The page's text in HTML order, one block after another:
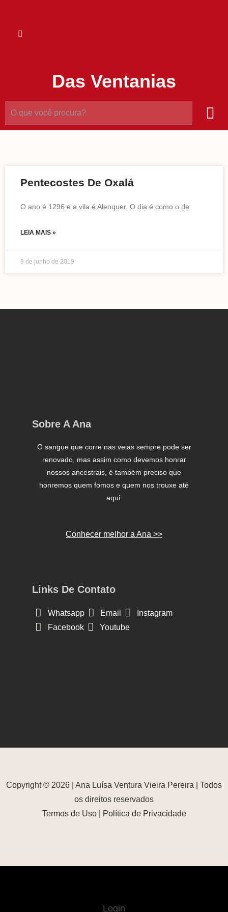
Das Ventanias
Pentecostes De Oxalá
O ano é 1296 e a vila é Alenquer. O dia é como o de
LEIA MAIS »
9 de junho de 2019
Sobre A Ana
O sangue que corre nas veias sempre pode ser
renovado, mas assim como devemos honrar
nossos ancestrais, é também preciso que
honremos quem fomos e quem nos trouxe até
aqui.
Conhecer melhor a Ana >>
Links De Contato
Whatsapp Email
Instagram
Facebook
Youtube
Copyright © 2026 | Ana Luísa Ventura Vieira Pereira | Todos
os direitos reservados
Termos de Uso| Política de Privacidade
Login